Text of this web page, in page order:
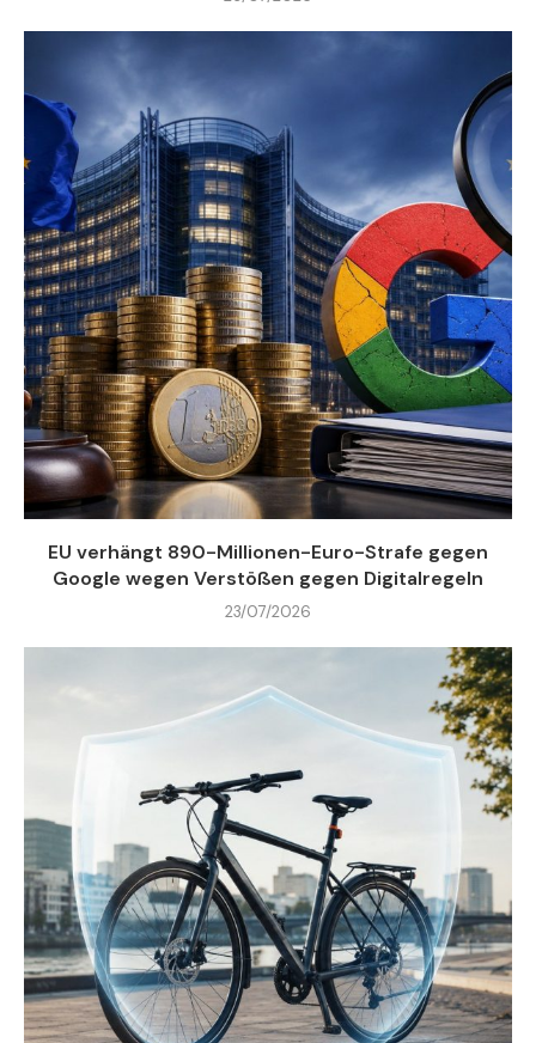
EU verhängt 890-Millionen-Euro-Strafe gegen
Google wegen Verstößen gegen Digitalregeln
23/07/2026